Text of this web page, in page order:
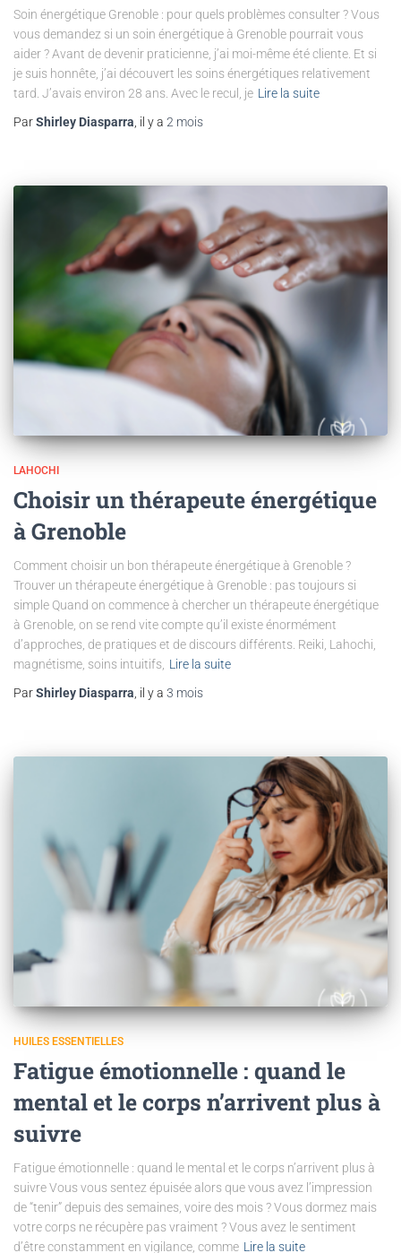
Soin énergétique Grenoble : pour quels problèmes consulter ? Vous
vous demandez si un soin énergétique à Grenoble pourrait vous
aider ? Avant de devenir praticienne, j’ai moi-même été cliente. Et si
je suis honnête, j’ai découvert les soins énergétiques relativement
tard. J’avais environ 28 ans. Avec le recul, je Lire la suite
ParShirley Diasparra, il y a 2 mois
LAHOCHI
Choisir un thérapeute énergétique
à Grenoble
Comment choisir un bon thérapeute énergétique à Grenoble ?
Trouver un thérapeute énergétique à Grenoble : pas toujours si
simple Quand on commence à chercher un thérapeute énergétique
à Grenoble, on se rend vite compte qu’il existe énormément
d’approches, de pratiques et de discours différents. Reiki, Lahochi,
magnétisme, soins intuitifs, Lire la suite
ParShirley Diasparra , il y a 3 mois
HUILES ESSENTIELLES
Fatigue émotionnelle : quand le
mental et le corps n’arrivent plus à
suivre
Fatigue émotionnelle : quand le mental et le corps n’arrivent plus à
suivre Vous vous sentez épuisée alors que vous avez l’impression
de “tenir” depuis des semaines, voire des mois ? Vous dormez mais
votre corps ne récupère pas vraiment ? Vous avez le sentiment
d’être constamment en vigilance, comme Lire la suite